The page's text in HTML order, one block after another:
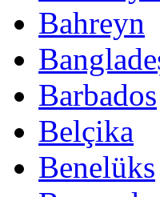
Bahreyn
Barbados
Belçika
Benelüks